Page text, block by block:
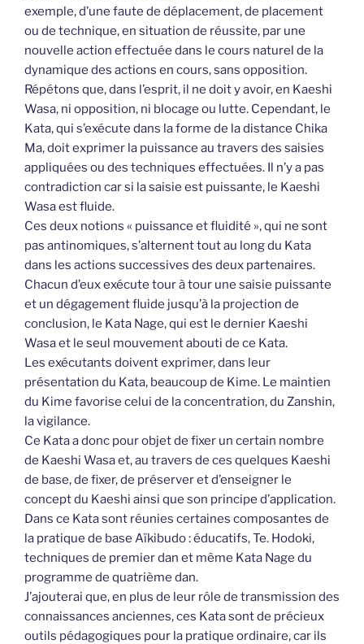
exemple, d’une faute de déplacement, de placement
ou de technique, en situation de réussite, par une
nouvelle action effectuée dans le cours naturel de la
dynamique des actions en cours, sans opposition.
Répétons que, dans l’esprit, il ne doit y avoir, en Kaeshi
Wasa, ni opposition, ni blocage ou lutte. Cependant, le
Kata, qui s’exécute dans la forme de la distance Chika
Ma, doit exprimer la puissance au travers des saisies
appliquées ou des techniques effectuées. Il n’y a pas
contradiction car si la saisie est puissante, le Kaeshi
Wasa est fluide.
Ces deux notions « puissance et fluidité », qui ne sont
pas antinomiques, s’alternent tout au long du Kata
dans les actions successives des deux partenaires.
Chacun d’eux exécute tour à tour une saisie puissante
et un dégagement fluide jusqu’à la projection de
conclusion, le Kata Nage, qui est le dernier Kaeshi
Wasa et le seul mouvement abouti de ce Kata.
Les exécutants doivent exprimer, dans leur
présentation du Kata, beaucoup de Kime. Le maintien
du Kime favorise celui de la concentration, du Zanshin,
la vigilance.
Ce Kata a donc pour objet de fixer un certain nombre
de Kaeshi Wasa et, au travers de ces quelques Kaeshi
de base, de fixer, de préserver et d’enseigner le
concept du Kaeshi ainsi que son principe d’application.
Dans ce Kata sont réunies certaines composantes de
la pratique de base Aïkibudo : éducatifs, Te. Hodoki,
techniques de premier dan et même Kata Nage du
programme de quatrième dan.
J’ajouterai que, en plus de leur rôle de transmission des
connaissances anciennes, ces Kata sont de précieux
outils pédagogiques pour la pratique ordinaire, car ils